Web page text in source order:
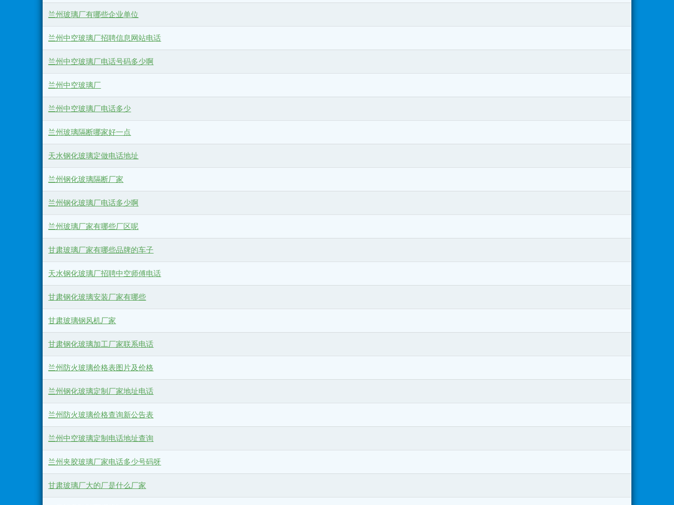
兰州玻璃厂有哪些企业单位
兰州中空玻璃厂招聘信息网站电话
兰州中空玻璃厂电话号码多少啊
兰州中空玻璃厂
兰州中空玻璃厂电话多少
兰州玻璃隔断哪家好一点
天水钢化玻璃定做电话地址
兰州钢化玻璃隔断厂家
兰州钢化玻璃厂电话多少啊
兰州玻璃厂家有哪些厂区呢
甘肃玻璃厂家有哪些品牌的车子
天水钢化玻璃厂招聘中空师傅电话
甘肃钢化玻璃安装厂家有哪些
甘肃玻璃钢风机厂家
甘肃钢化玻璃加工厂家联系电话
兰州防火玻璃价格表图片及价格
兰州钢化玻璃定制厂家地址电话
兰州防火玻璃价格查询新公告表
兰州中空玻璃定制电话地址查询
兰州夹胶玻璃厂家电话多少号码呀
甘肃玻璃厂大的厂是什么厂家